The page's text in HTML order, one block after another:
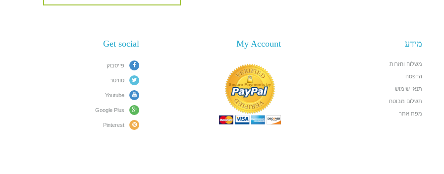
מידע
משלוח וחזרות
הדפסה
תנאי שימוש
תשלום מבוטח
מפת אתר
My Account
Get social
פייסבוק
טוויטר
Youtube
Google Plus
Pinterest